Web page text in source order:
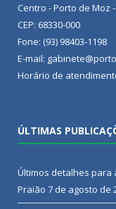
Centro - Porto de Moz
CEP: 68330-000
Fone: (93) 98403-1198
E-mail:
Horário de
ÚLTIMAS
Últimos detalhes para
Praião 7 de agosto de